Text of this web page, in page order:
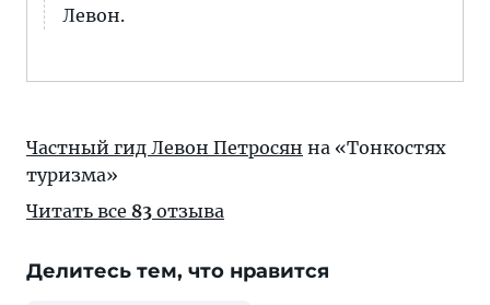
Левон.
Частный гид Левон Петросян на «Тонкостях
туризма»
Читать все 83 отзыва
Делитесь тем, что нравится